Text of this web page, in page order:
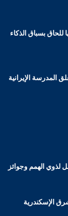
بسباق الذكاء
المدرسة الإيرانية
لذوي الهمم وجوائز
الإسكندرية